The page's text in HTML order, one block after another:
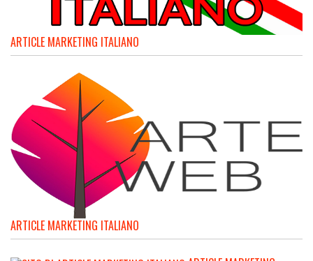
ARTICLE MARKETING ITALIANO
ARTICLE MARKETING ITALIANO